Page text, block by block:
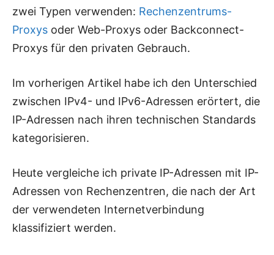
zwei Typen verwenden: Rechenzentrums-
Proxys oder Web-Proxys oder Backconnect-
Proxys für den privaten Gebrauch.
Im vorherigen Artikel habe ich den Unterschied
zwischen IPv4- und IPv6-Adressen erörtert, die
IP-Adressen nach ihren technischen Standards
kategorisieren.
Heute vergleiche ich private IP-Adressen mit IP-
Adressen von Rechenzentren, die nach der Art
der verwendeten Internetverbindung
klassifiziert werden.